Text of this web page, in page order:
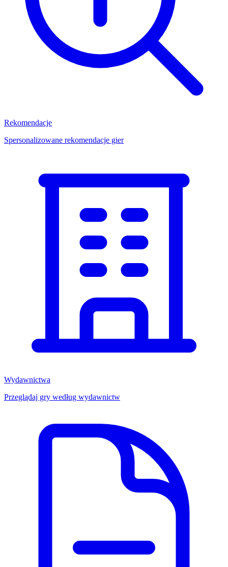
Rekomendacje
Spersonalizowane rekomendacje gier
Wydawnictwa
Przeglądaj gry według wydawnictw